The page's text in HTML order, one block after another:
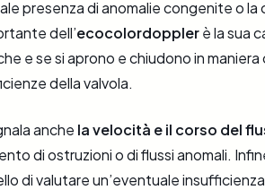
presenza di anomalie congenite o la
dell’ecocolordopplerè la sua
e se si aprono e chiudono in
della valvola.
anche la velocità e il corso del
di ostruzioni o di flussi anomali.
di valutare un’eventuale